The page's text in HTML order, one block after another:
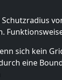
sich kein
eine